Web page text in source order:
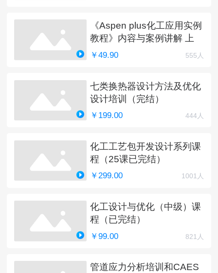
《Aspen plus化工应用实例
教程》内容与案例讲解 上
￥49.90 555人
七类换热器设计方法及优化
设计培训（完结）
￥199.00 444人
化工工艺包开发设计系列课
程（25课已完结）
￥299.00 1001人
化工设计与优化（中级）课
程（已完结）
￥99.00 821人
管道应力分析培训和CAES